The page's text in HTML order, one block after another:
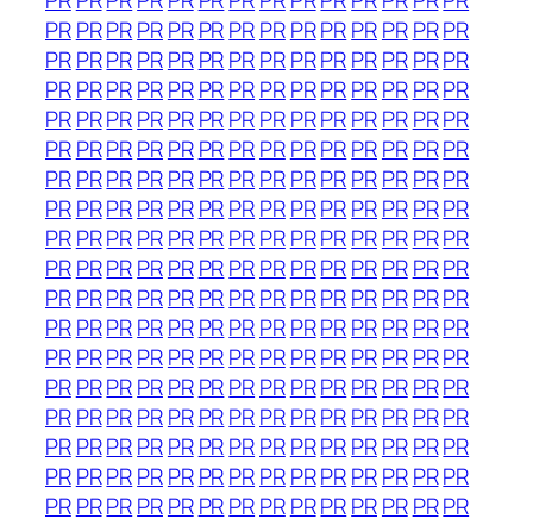
PRPRPRPRPR PRPRPRPRPRPRPR PRPR
PRPRPRPRPR PRPRPRPRPRPRPR PRPR
PRPRPRPRPR PRPRPRPRPRPRPR PRPR
PRPRPRPRPR PRPRPRPRPRPRPR PRPR
PRPRPRPRPR PRPRPRPRPRPRPR PRPR
PRPRPRPRPR PRPRPRPRPRPRPR PRPR
PRPRPRPRPR PRPRPRPRPRPRPR PRPR
PRPRPRPRPR PRPRPRPRPRPRPR PRPR
PRPRPRPRPR PRPRPRPRPRPRPR PRPR
PRPRPRPRPR PRPRPRPRPRPRPR PRPR
PRPRPRPRPR PRPRPRPRPRPRPR PRPR
PRPRPRPRPR PRPRPRPRPRPRPR PRPR
PRPRPRPRPR PRPRPRPRPRPRPR PRPR
PRPRPRPRPR PRPRPRPRPRPRPR PRPR
PRPRPRPRPR PRPRPRPRPRPRPR PRPR
PRPRPRPRPR PRPRPRPRPRPRPR PRPR
PRPRPRPRPR PRPRPRPRPRPRPR PRPR